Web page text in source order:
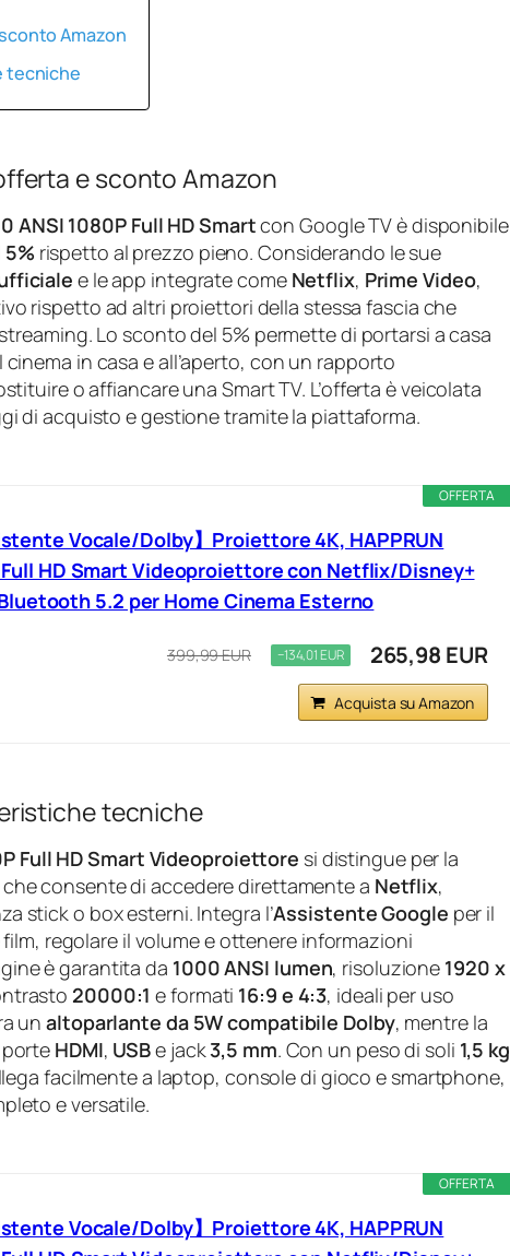
Amazon
tecniche
e sconto Amazon
ANSI 1080P Full HD Smartcon Google TV è disponibile
rispetto al prezzo pieno. Considerando le sue
e le app integrate come Netflix, Prime Video,
rispetto ad altri proiettori della stessa fascia che
Lo sconto del 5% permette di portarsi a casa
in casa e all’aperto, con un rapporto
o affiancare una Smart TV. L’offerta è veicolata
di acquisto e gestione tramite la piattaforma.
OFFERTA
Vocale/Dolby】Proiettore 4K, HAPPRUN
Full HD Smart Videoproiettore con Netflix/Disney+
5.2 per Home Cinema Esterno
399,99 EUR −134,01 EUR 265,98 EUR
Acquista su Amazon
tecniche
Full HD Smart Videoproiettore si distingue per la
che consente di accedere direttamente a Netflix,
stick o box esterni. Integra l’Assistente Google per il
regolare il volume e ottenere informazioni
è garantita da 1000 ANSI lumen, risoluzione 1920 x
20000:1 e formati 16:9 e 4:3, ideali per uso
unaltoparlante da 5W compatibile Dolby, mentre la
porte HDMI, USBe jack 3,5 mm. Con un peso di soli 1,5 kg
facilmente a laptop, console di gioco e smartphone,
e versatile.
OFFERTA
Vocale/Dolby】Proiettore 4K, HAPPRUN